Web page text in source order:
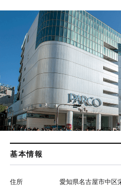
基本情報
住所 愛知県名古屋市中区